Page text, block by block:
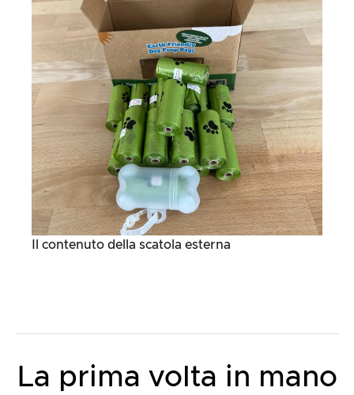
Il contenuto della scatola esterna
La prima volta in mano